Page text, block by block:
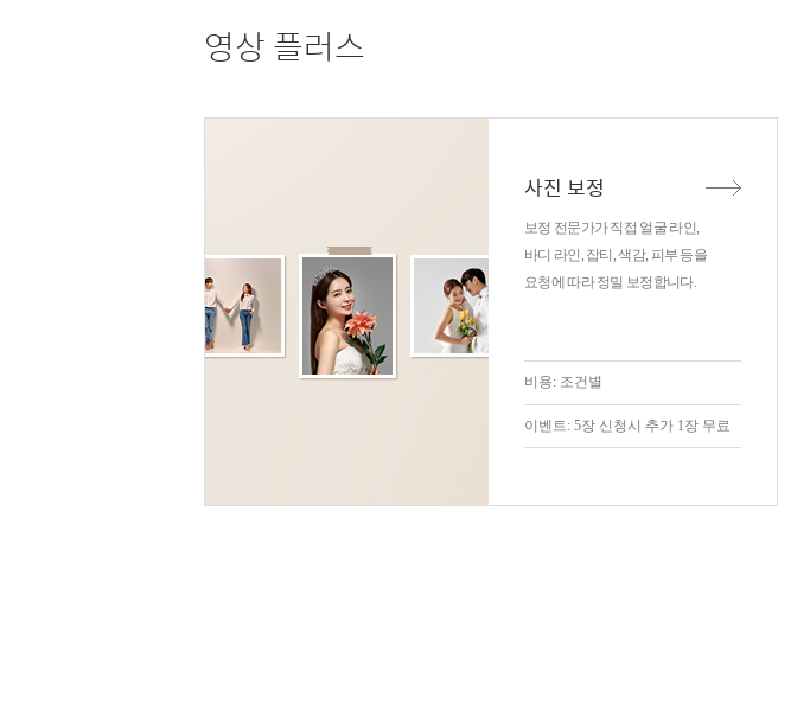
영상 플러스
사진 보정
보정 전문가가 직접 얼굴 라인,
바디 라인, 잡티, 색감, 피부 등을
요청에 따라 정밀 보정합니다.
비용: 조건별
이벤트: 5장 신청시 추가 1장 무료